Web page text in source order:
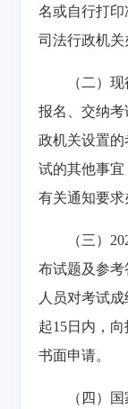
名或自行打
司法行政机关
（二）
报名、交纳
政机关设置
试的其他事
有关通知要求
（三）
布试题及参
人员对考试
起15日内，
书面申请。
（四）